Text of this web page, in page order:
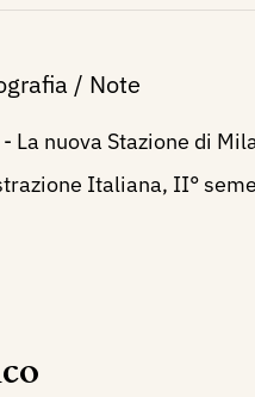
/ Note
La nuova Stazione di
Italiana, II°